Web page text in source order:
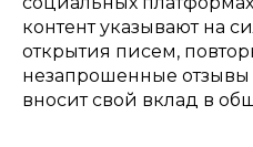
контент указывают на
открытия писем,
незапрошенные отзывы
вносит свой вклад в